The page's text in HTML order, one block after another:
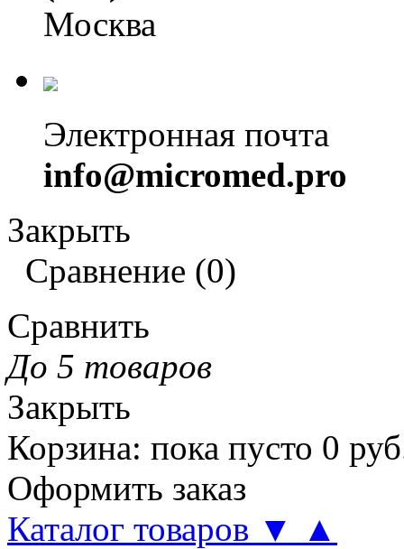
Москва
Электронная почта
info@micromed.pro
Закрыть
Сравнение (0)
Сравнить
До 5 товаров
Закрыть
Корзина: пока пусто 0
Оформить заказ
Каталог товаров ▼
▲